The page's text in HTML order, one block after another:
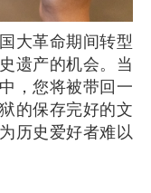
遗产的机会。当
，您将被带回一
的保存完好的文
历史爱好者难以